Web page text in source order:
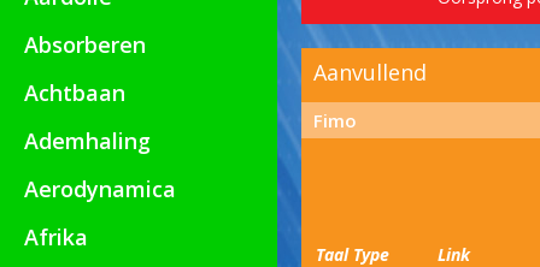
Absorberen
Achtbaan
Ademhaling
Aerodynamica
Afrika
Aanvullend
Fimo
Taal Type
Link